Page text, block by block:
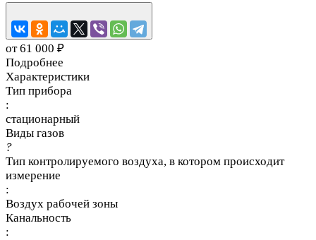
от 61 000 ₽
Подробнее
Характеристики
Тип прибора
:
стационарный
Виды газов
?
Тип контролируемого воздуха, в котором происходит
измерение
:
Воздух рабочей зоны
Канальность
: